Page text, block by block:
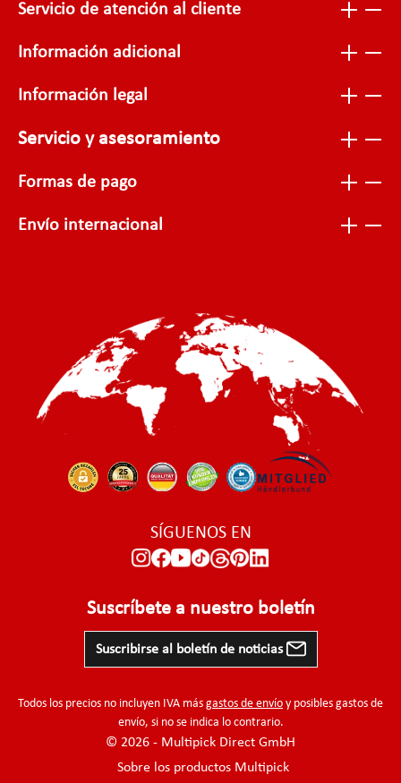
Servicio de atención al cliente
Información adicional
Información legal
Servicio y asesoramiento
Formas de pago
Envío internacional
SÍGUENOS EN
Suscríbete a nuestro boletín
Suscribirse al boletín de noticias
Todos los precios no incluyen IVA más gastos de envío y posibles gastos de
envío, si no se indica lo contrario.
© 2026 - Multipick Direct GmbH
Sobre los productos Multipick